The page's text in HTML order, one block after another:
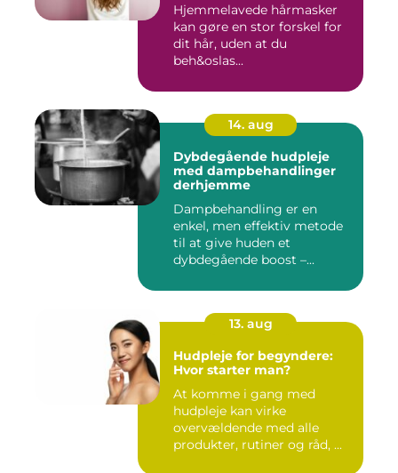
Hjemmelavede hårmasker
kan gøre en stor forskel for
dit hår, uden at du
beh&oslas...
14. aug
Dybdegående hudpleje
med dampbehandlinger
derhjemme
Dampbehandling er en
enkel, men effektiv metode
til at give huden et
dybdegående boost –...
13. aug
Hudpleje for begyndere:
Hvor starter man?
At komme i gang med
hudpleje kan virke
overvældende med alle
produkter, rutiner og råd, ...